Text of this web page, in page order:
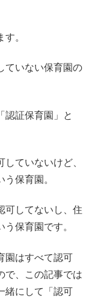
。
ていない保育園の
認証保育園」と
していないけど、
保育園。
可してないし、住
保育園です。
園はすべて認可
で、この記事では
緒にして「認可